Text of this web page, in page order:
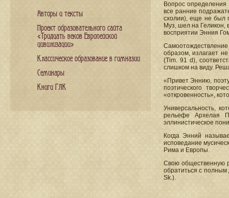
Вопрос определения
все ранние
схолии), еще не был
Муз, шел на Геликон,
восприятии Энния
образом, излагает
(Tim. 91 d),
слишком на виду.
«Привет Эннию,
поэтического
«откровенность»,
Универсальность,
рельефе Архелая
эллинистическое
Когда Энний
исповедание
Рима и Европы.
Свою общественную
обратиться с
Sk.).
Авторы и тексты
Проект образовательного сайта
«Тридцать веков Европейской
цивилизации»
Классическое образование в гимназии
Семинары
Книги ГЛК